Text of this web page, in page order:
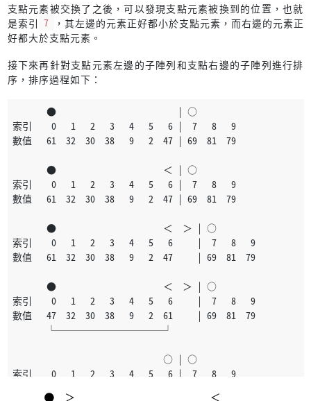
支點元素被交換了之後，可以發現支點元素被換到的位置，也就
是索引 7
，其左邊的元素正好都小於支點元素，而右邊的元素正
好都大於支點元素。
接下來再針對支點元素左邊的子陣列和支點右邊的子陣列進行排
序，排序過程如下：
       ●                         | ○
索引    0   1   2   3   4   5   6 |  7   8   9
數值   61  32  30  38   9   2  47 | 69  81  79
       ●                      ＜ | ○
索引    0   1   2   3   4   5   6 |  7   8   9
數值   61  32  30  38   9   2  47 | 69  81  79
       ●                      ＜  ＞ | ○
索引    0   1   2   3   4   5   6     |  7   8   9
數值   61  32  30  38   9   2  47     | 69  81  79
       ●                      ＜  ＞ | ○
索引    0   1   2   3   4   5   6     |  7   8   9
數值   47  32  30  38   9   2  61     | 69  81  79
       └───────────┘
                               ○ | ○
索引    0   1   2   3   4   5   6 |  7   8   9